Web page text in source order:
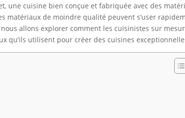
une cuisine bien conçue et fabriquée avec des
matériaux de moindre qualité peuvent s’user
allons explorer comment les cuisinistes sur
qu’ils utilisent pour créer des cuisines